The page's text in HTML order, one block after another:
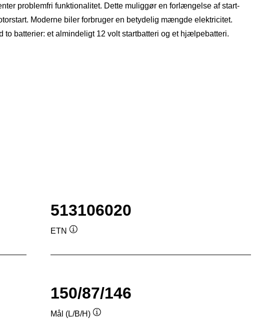
problemfri funktionalitet. Dette muliggør en forlængelse af start-
Moderne biler forbruger en betydelig mængde elektricitet.
batterier: et almindeligt 12 volt startbatteri og et hjælpebatteri.
513106020
ETN
150/87/146
Mål (L/B/H)